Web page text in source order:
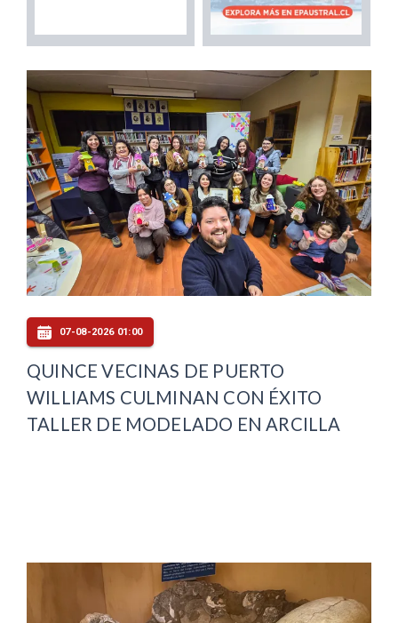
07-08-2026 01:00
QUINCE VECINAS DE PUERTO
WILLIAMS CULMINAN CON ÉXITO
TALLER DE MODELADO EN ARCILLA